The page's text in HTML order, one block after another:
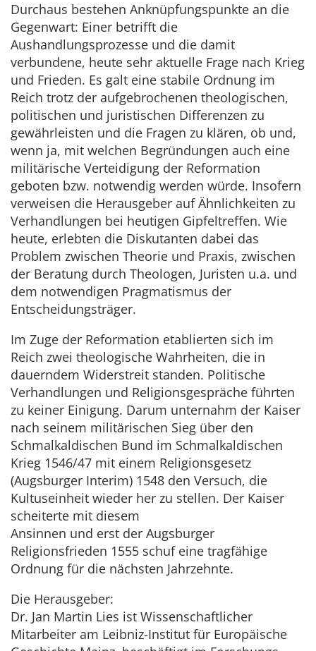
Durchaus bestehen Anknüpfungspunkte an die
Gegenwart: Einer betrifft die
Aushandlungsprozesse und die damit
verbundene, heute sehr aktuelle Frage nach Krieg
und Frieden. Es galt eine stabile Ordnung im
Reich trotz der aufgebrochenen theologischen,
politischen und juristischen Differenzen zu
gewährleisten und die Fragen zu klären, ob und,
wenn ja, mit welchen Begründungen auch eine
militärische Verteidigung der Reformation
geboten bzw. notwendig werden würde. Insofern
verweisen die Herausgeber auf Ähnlichkeiten zu
Verhandlungen bei heutigen Gipfeltreffen. Wie
heute, erlebten die Diskutanten dabei das
Problem zwischen Theorie und Praxis, zwischen
der Beratung durch Theologen, Juristen u.a. und
dem notwendigen Pragmatismus der
Entscheidungsträger.
Im Zuge der Reformation etablierten sich im
Reich zwei theologische Wahrheiten, die in
dauerndem Widerstreit standen. Politische
Verhandlungen und Religionsgespräche führten
zu keiner Einigung. Darum unternahm der Kaiser
nach seinem militärischen Sieg über den
Schmalkaldischen Bund im Schmalkaldischen
Krieg 1546/47 mit einem Religionsgesetz
(Augsburger Interim) 1548 den Versuch, die
Kultuseinheit wieder her zu stellen. Der Kaiser
scheiterte mit diesem
Ansinnen und erst der Augsburger
Religionsfrieden 1555 schuf eine tragfähige
Ordnung für die nächsten Jahrzehnte.
Die Herausgeber:
Dr. Jan Martin Lies ist Wissenschaftlicher
Mitarbeiter am Leibniz-Institut für Europäische